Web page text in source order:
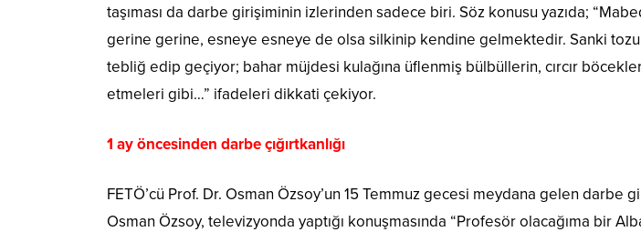
taşıması da darbe girişiminin izlerinden sadece biri. Söz konusu yazıda;
gerine gerine, esneye esneye de olsa silkinip kendine gelmektedir. Sanki
tebliğ edip geçiyor; bahar müjdesi kulağına üflenmiş bülbüllerin, cırcır
etmeleri gibi…” ifadeleri dikkati çekiyor.
1 ay öncesinden darbe çığırtkanlığı
FETÖ’cü Prof. Dr. Osman Özsoy’un 15 Temmuz gecesi meydana gelen darbe
Osman Özsoy, televizyonda yaptığı konuşmasında “Profesör olacağıma bir